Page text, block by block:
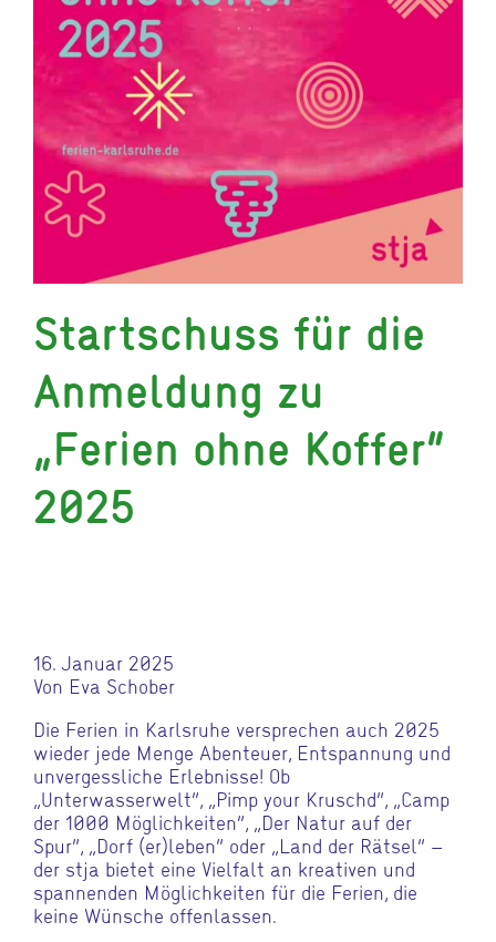
Startschuss für die
Anmeldung zu
„Ferien ohne Koffer“
2025
16. Januar 2025
Von Eva Schober
Die Ferien in Karlsruhe versprechen auch 2025
wieder jede Menge Abenteuer, Entspannung und
unvergessliche Erlebnisse! Ob
„Unterwasserwelt“, „Pimp your Kruschd“, „Camp
der 1000 Möglichkeiten“, „Der Natur auf der
Spur“, „Dorf (er)leben“ oder „Land der Rätsel“ –
der stja bietet eine Vielfalt an kreativen und
spannenden Möglichkeiten für die Ferien, die
keine Wünsche offenlassen.